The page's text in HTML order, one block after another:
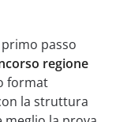
passo
regione
format
la struttura